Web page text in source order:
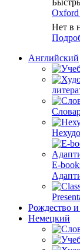
Oxford
Нет в
Английский
E-
Рождество
Немецкий